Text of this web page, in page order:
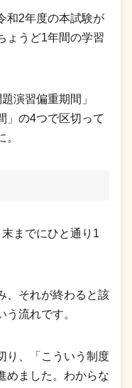
和2年度の本試験が
ょうど1年間の学習
演習偏重期間」
」の4つで区切って
までにひと通り1
、それが終わると該
流れです。
り、「こういう制度
めました。わからな